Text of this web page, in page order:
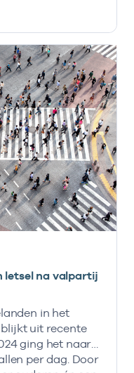
letsel na valpartij
in het
uit recente
ging het naar
per dag. Door